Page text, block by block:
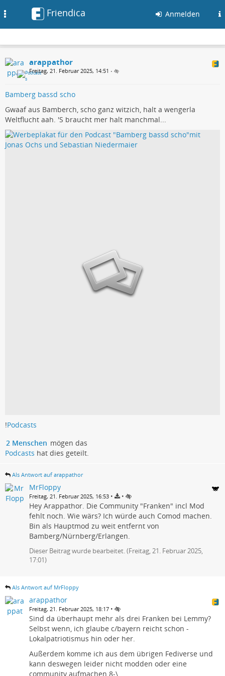
Friendica Anmelden
arappathor
Freitag, 21. Februar 2025, 14:51 •
Bamberg bassd scho
Gwaaf aus Bamberch, scho ganz witzich, halt a wengerla
Weltflucht aah. 'S braucht mer halt manchmal...
!Podcasts
2 Menschen mögen das
Podcasts hat dies geteilt.
Als Antwort auf arappathor
MrFloppy
Freitag, 21. Februar 2025, 16:53 • •
Hey Arappathor. Die Community "Franken" incl Mod
fehlt noch. Wie wärs? Ich würde auch Comod machen.
Bin als Hauptmod zu weit entfernt von
Bamberg/Nürnberg/Erlangen.
Dieser Beitrag wurde bearbeitet. (Freitag, 21. Februar 2025,
17:01)
Als Antwort auf MrFloppy
arappathor
Freitag, 21. Februar 2025, 18:17 •
Sind da überhaupt mehr als drei Franken bei Lemmy?
Selbst wenn, ich glaube c/bayern reicht schon -
Lokalpatriotismus hin oder her.
Außerdem komme ich aus dem übrigen Fediverse und
kann deswegen leider nicht modden oder eine
community aufmachen 8-\